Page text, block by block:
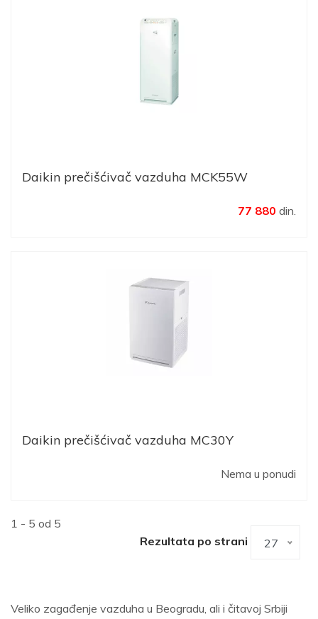
Daikin prečišćivač vazduha MCK55W
77 880 din.
Daikin prečišćivač vazduha MC30Y
Nema u ponudi
Rezultata po strani 27
1 - 5 od 5
Veliko zagađenje vazduha u Beogradu, ali i čitavoj Srbiji